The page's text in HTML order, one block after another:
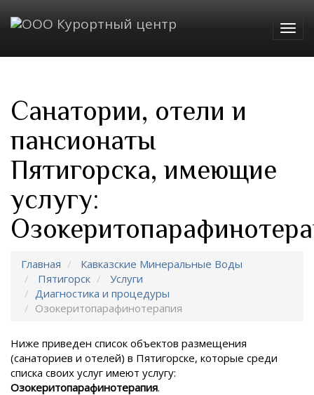
Санатории, отели и
пансионаты
Пятигорска, имеющие
услугу:
Главная
Кавказские Минеральные Воды
Пятигорск
Услуги
Диагностика и процедуры
Озокеритопарафинотерапия
Ниже приведен список объектов размещения
(санаториев и отелей) в Пятигорске, которые среди
списка своих услуг имеют услугу:
Озокеритопарафинотерапия.